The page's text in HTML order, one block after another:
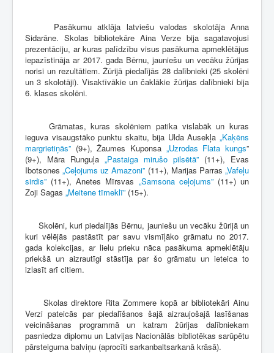
Pasākumu atklāja latviešu valodas skolotāja Anna
Sidarāne. Skolas bibliotekāre Aina Verze bija sagatavojusi
prezentāciju, ar kuras palīdzību visus pasākuma apmeklētājus
iepazīstināja ar 2017. gada Bērnu, jauniešu un vecāku žūrijas
norisi un rezultātiem. Žūrijā piedalījās 28 dalībnieki (25 skolēni
un 3 skolotāji). Visaktīvākie un čaklākie žūrijas dalībnieki bija
6. klases skolēni.
Grāmatas, kuras skolēniem patika vislabāk un kuras
ieguva visaugstāko punktu skaitu, bija Ulda Ausekļa „Kaķēns
margrietiņās” (9+), Žaumes Kuponsa „Uzrodas Flata kungs”
(9+), Māra Runguļa „Pastaiga mirušo pilsētā” (11+), Evas
Ibotsones„Ceļojums uz Amazoni” (11+), Marijas Parras„Vafeļu
sirdis” (11+), Anetes Mīrsvas „Samsona ceļojums”(11+) un
Zoji Sagas „Meitene tīmeklī” (15+).
Skolēni, kuri piedalījās Bērnu, jauniešu un vecāku žūrijā un
kuri vēlējās pastāstīt par savu vismīļāko grāmatu no 2017.
gada kolekcijas, ar lielu prieku nāca pasākuma apmeklētāju
priekšā un aizrautīgi stāstīja par šo grāmatu un ieteica to
izlasīt arī citiem.
Skolas direktore Rita Zommere kopā ar bibliotekāri Ainu
Verzi pateicās par piedalīšanos šajā aizraujošajā lasīšanas
veicināšanas programmā un katram žūrijas dalībniekam
pasniedza diplomu un Latvijas Nacionālās bibliotēkas sarūpētu
pārsteiguma balviņu (aprocīti sarkanbaltsarkanā krāsā).